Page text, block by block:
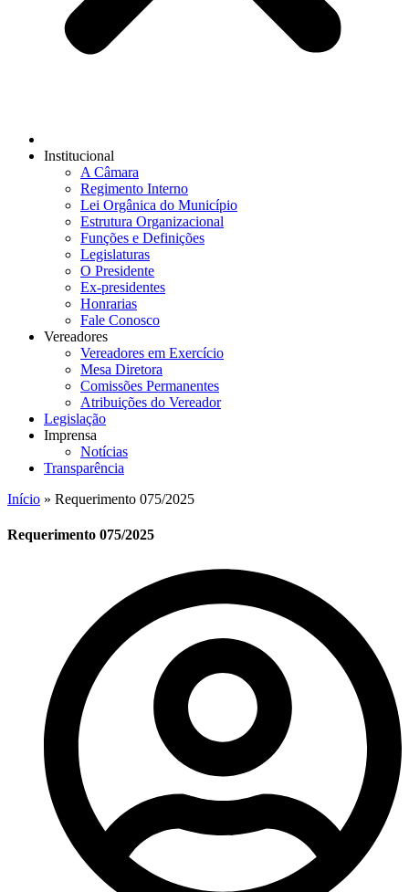
Institucional
A Câmara
Regimento Interno
Lei Orgânica do Município
Estrutura Organizacional
Funções e Definições
Legislaturas
O Presidente
Ex-presidentes
Honrarias
Fale Conosco
Vereadores
Vereadores em Exercício
Mesa Diretora
Comissões Permanentes
Atribuições do Vereador
Legislação
Imprensa
Notícias
Transparência
Início » Requerimento 075/2025
Requerimento 075/2025